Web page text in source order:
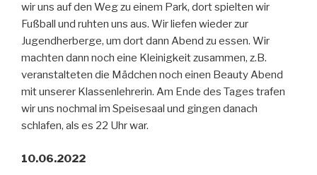
wir uns auf den Weg zu einem Park, dort spielten wir
Fußball und ruhten uns aus. Wir liefen wieder zur
Jugendherberge, um dort dann Abend zu essen. Wir
machten dann noch eine Kleinigkeit zusammen, z.B.
veranstalteten die Mädchen noch einen Beauty Abend
mit unserer Klassenlehrerin. Am Ende des Tages trafen
wir uns nochmal im Speisesaal und gingen danach
schlafen, als es 22 Uhr war.
10.06.2022